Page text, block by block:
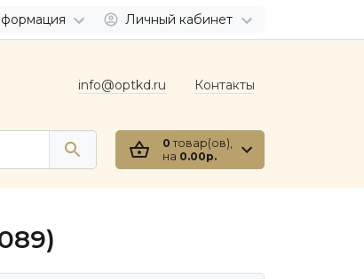
Личный кабинет
info@optkd.ru Контакты
0 товар(ов),
на 0.00р.